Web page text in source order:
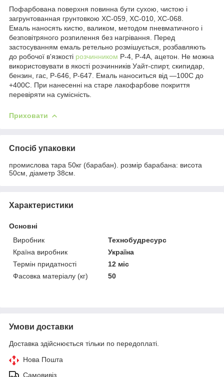
Пофарбована поверхня повинна бути сухою, чистою і
загрунтованная грунтовкою ХС-059, ХС-010, ХС-068.
Емаль наносять кистю, валиком, методом пневматичного і
безповітряного розпилення без нагрівання. Перед
застосуванням емаль ретельно розмішується, розбавляють
до робочої в'язкості розчинником Р-4, Р-4А, ацетон. Не можна
використовувати в якості розчинників Уайт-спирт, скипидар,
бензин, гас, Р-646, Р-647. Емаль наноситься від —100С до
+400С. При нанесенні на старе лакофарбове покриття
перевіряти на сумісність.
Приховати
Спосіб упаковки
промислова тара 50кг (барабан). розмір барабана: висота
50см, діаметр 38см.
Характеристики
Основні
Виробник
Технобудресурс
Країна виробник
Україна
Термін придатності
12 міс
Фасовка матеріалу (кг)
50
Умови доставки
Доставка здійснюється тільки по передоплаті.
Нова Пошта
Самовивіз